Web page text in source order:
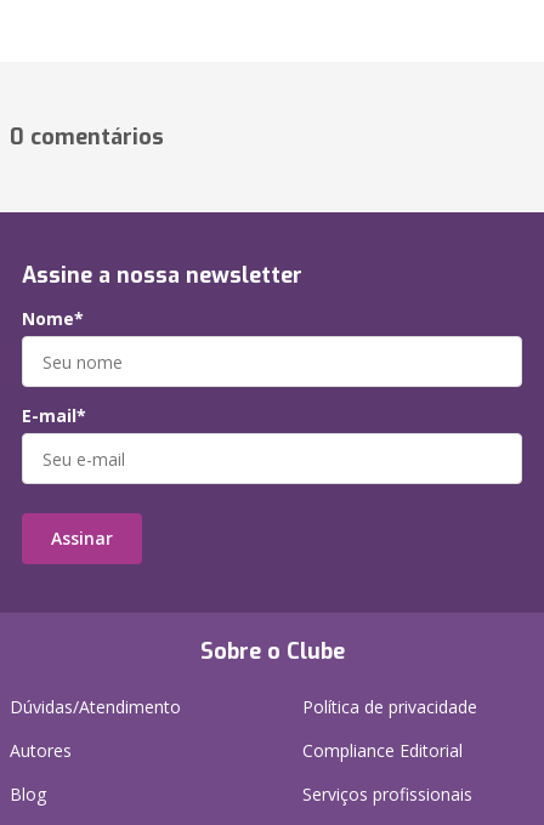
0 comentários
Sobre o Clube
Dúvidas/Atendimento
Autores
Blog
Política de privacidade
Compliance Editorial
Serviços profissionais
Assine a nossa newsletter
Nome*
E-mail*
Assinar